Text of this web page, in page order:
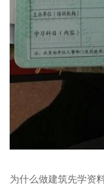
为什么做建筑先学资